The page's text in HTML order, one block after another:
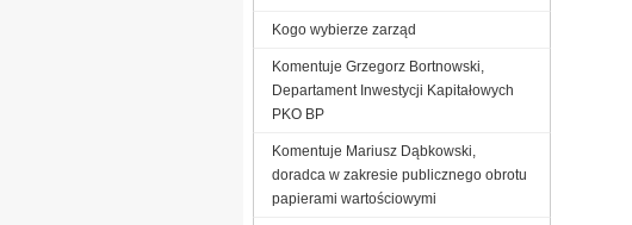
Kogo wybierze zarząd
Komentuje Grzegorz Bortnowski,
Departament Inwestycji Kapitałowych
PKO BP
Komentuje Mariusz Dąbkowski,
doradca w zakresie publicznego obrotu
papierami wartościowymi